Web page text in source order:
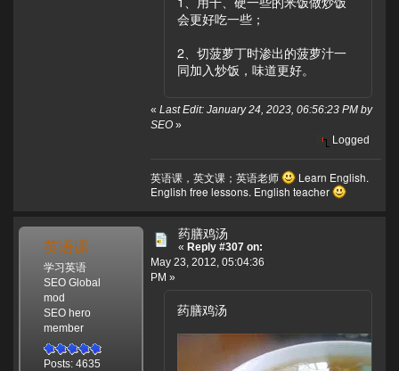
会更好吃一些；
2、切菠萝丁时渗出的菠萝汁一
同加入炒饭，味道更好。
« Last Edit: January 24, 2023, 06:56:23 PM by
SEO »
Logged
英语课，英文课；英语老师
Learn English.
English free lessons. English teacher
英语课
学习英语
SEO Global
mod
SEO hero
member
Posts: 4635
药膳鸡汤
« Reply #307 on:
May 23, 2012, 05:04:36
PM »
药膳鸡汤